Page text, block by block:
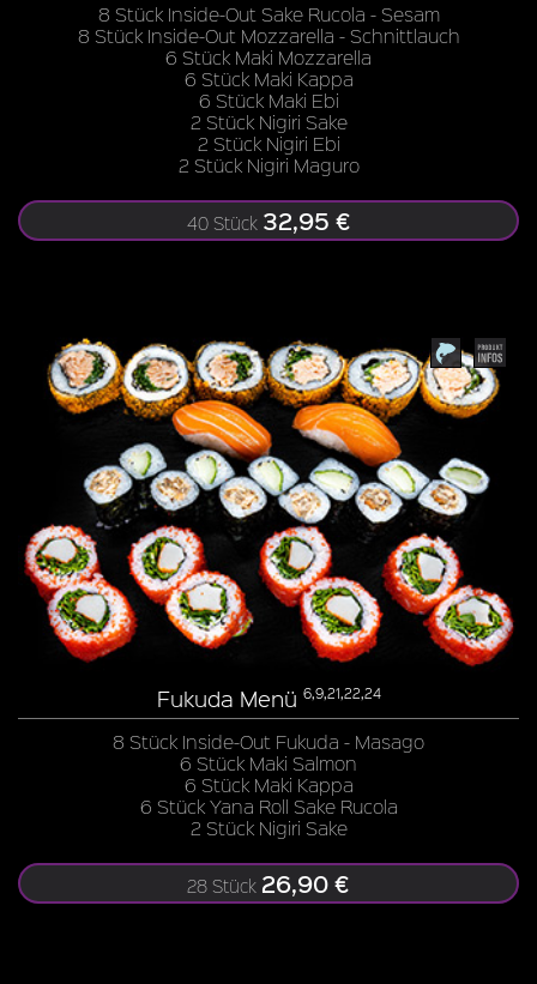
8 Stück Inside-Out Sake Rucola - Sesam
8 Stück Inside-Out Mozzarella - Schnittlauch
6 Stück Maki Mozzarella
6 Stück Maki Kappa
6 Stück Maki Ebi
2 Stück Nigiri Sake
2 Stück Nigiri Ebi
2 Stück Nigiri Maguro
40 Stück 32,95 €
Fukuda Menü 6,9,21,22,24
8 Stück Inside-Out Fukuda - Masago
6 Stück Maki Salmon
6 Stück Maki Kappa
6 Stück Yana Roll Sake Rucola
2 Stück Nigiri Sake
28 Stück 26,90 €